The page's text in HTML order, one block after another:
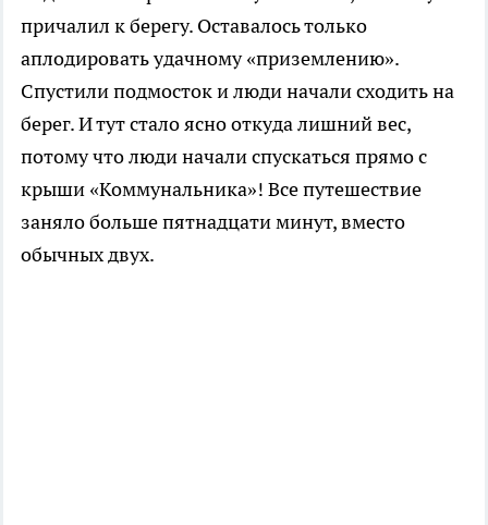
причалил к берегу. Оставалось только
аплодировать удачному «приземлению».
Спустили подмосток и люди начали сходить на
берег. И тут стало ясно откуда лишний вес,
потому что люди начали спускаться прямо с
крыши «Коммунальника»! Все путешествие
заняло больше пятнадцати минут, вместо
обычных двух.